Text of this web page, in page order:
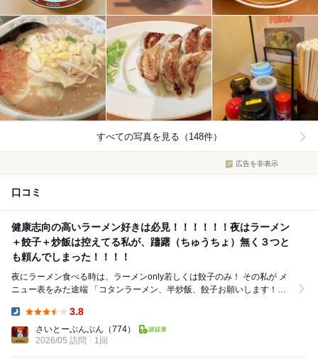
すべての写真を見る（148件）
広告を非表示
口コミ
健康志向の高いラーメン好きは必見！！！！！！夜はラーメン
＋餃子＋炒飯は控えてる私が、躊躇（ちゅうちょ）無く３つと
も頼んでしまった！！！！
夜にラーメン食べる時は、ラーメンonly若しくは餃子のみ！ その私が メ
ニュー表をみた途端 「コタンラーメン、半炒飯、餃子お願いします！」
3.8
さいとーぶんぶん （774）
2026/05 訪問
1回